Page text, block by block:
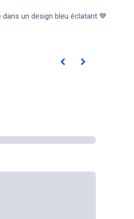
un design bleu éclatant 💙